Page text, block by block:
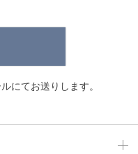
にてお送りします。